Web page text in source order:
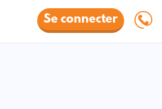
Se connecter